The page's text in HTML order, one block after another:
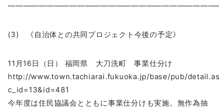
(3) 《自治体との共同プロジェクト今後の予定》
11月16日（日） 福岡県 大刀洗町 事業仕分け
http://www.town.tachiarai.fukuoka.jp/base/pub/
c_id=13&id=481
今年度は住民協議会とともに事業仕分けも実施。無作為抽